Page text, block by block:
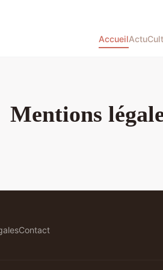
AccueilActu
Mentions
Contact